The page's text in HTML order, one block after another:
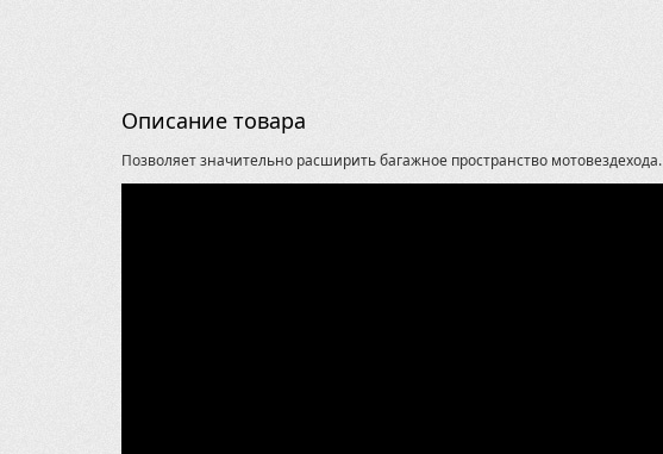
Описание товара
Позволяет значительно расширить багажное пространство мотовездехода.